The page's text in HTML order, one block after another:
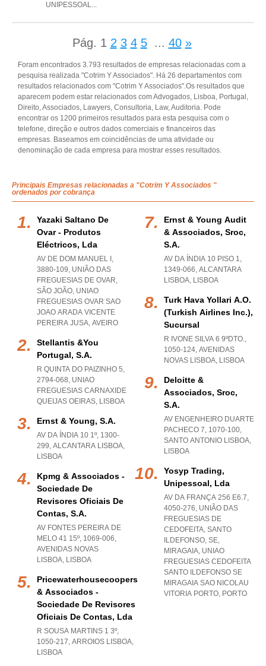
UNIPESSOAL...
Pág. 1 2 3 4 5 ... 40 »
Foram encontrados 3.793 resultados de empresas relacionadas com a
pesquisa realizada "Cotrim Y Associados". Há 26 departamentos com
resultados relacionados com "Cotrim Y Associados".Os resultados que
aparecem podem estar relacionados com Advogados, Lisboa, Portugal,
Direito, Associados, Lawyers, Consultoria, Law, Auditoria. Pode
encontrar os 1200 primeiros resultados para esta pesquisa com o
telefone, direção e outros dados comerciais e financeiros das
empresas. Baseamos em coincidências de uma atividade ou
denominação de cada empresa para mostrar esses resultados.
Principais Empresas relacionadas a "Cotrim Y Associados "
ordenados por cobrança
Yazaki Saltano De
Ovar - Produtos
Eléctricos, Lda
AV DE DOM MANUEL I,
3880-109, UNIÃO DAS
FREGUESIAS DE OVAR,
SÃO JOÃO, UNIAO
FREGUESIAS OVAR SAO
JOAO ARADA VICENTE
PEREIRA JUSA, AVEIRO
Stellantis &you
Portugal, S.a.
R QUINTA DO PAIZINHO 5,
2794-068, UNIAO
FREGUESIAS CARNAXIDE
QUEIJAS OEIRAS, LISBOA
Ernst & Young, S.a.
AV DA ÍNDIA 10 1º, 1300-
299, ALCANTARA LISBOA,
LISBOA
Kpmg & Associados -
Sociedade De
Revisores Oficiais De
Contas, S.a.
AV FONTES PEREIRA DE
MELO 41 15º, 1069-006,
AVENIDAS NOVAS
LISBOA, LISBOA
Pricewaterhousecoopers
& Associados -
Sociedade De Revisores
Oficiais De Contas, Lda
R SOUSA MARTINS 1 3º,
1050-217, ARROIOS LISBOA,
LISBOA
Ernst & Young Audit
& Associados, Sroc,
S.a.
AV DA ÍNDIA 10 PISO 1,
1349-066, ALCANTARA
LISBOA, LISBOA
Turk Hava Yollari A.o.
(turkish Airlines Inc.),
Sucursal
R IVONE SILVA 6 9ºDTO.,
1050-124, AVENIDAS
NOVAS LISBOA, LISBOA
Deloitte &
Associados, Sroc,
S.a.
AV ENGENHEIRO DUARTE
PACHECO 7, 1070-100,
SANTO ANTONIO LISBOA,
LISBOA
Yosyp Trading,
Unipessoal, Lda
AV DA FRANÇA 256 E6.7,
4050-276, UNIÃO DAS
FREGUESIAS DE
CEDOFEITA, SANTO
ILDEFONSO, SE,
MIRAGAIA, UNIAO
FREGUESIAS CEDOFEITA
SANTO ILDEFONSO SE
MIRAGAIA SAO NICOLAU
VITORIA PORTO, PORTO